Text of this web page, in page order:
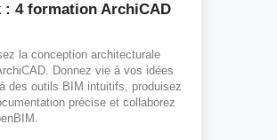
: 4 formation ArchiCAD
la conception architecturale
Donnez vie à vos idées
des outils BIM intuitifs, produisez
précise et collaborez